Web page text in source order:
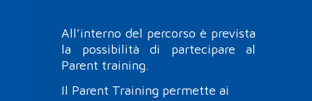
All’interno del percorso è prevista
la possibilità di partecipare al
Parent training.
Il Parent Training permette ai